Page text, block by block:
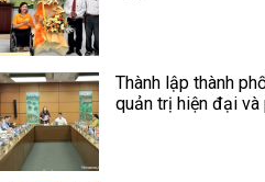
Thành lập thành
quản trị hiện đại